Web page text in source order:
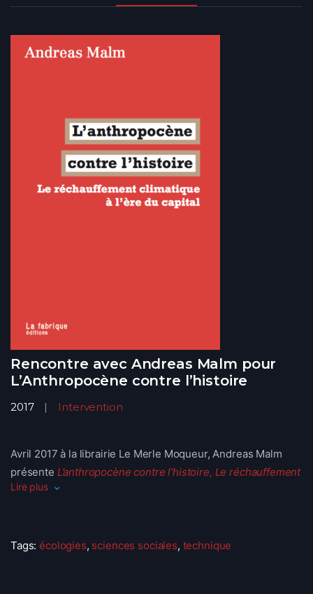
Rencontre avec Andreas Malm pour
L’Anthropocène contre l’histoire
2017 Intervention
Avril 2017 à la librairie Le Merle Moqueur, Andreas Malm
présente L’anthropocène contre l’histoire, Le réchauffement
climatique à l’ère du capital
: la Terre se réchauffe dans des proportions qui nous
mènent aujourd’hui au seuil de la catastrophe. Le concept
Lire plus
Tags:écologies, sciences sociales, technique